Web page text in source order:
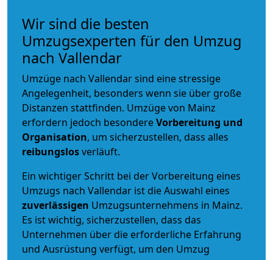
Wir sind die besten
Umzugsexperten für den Umzug
nach Vallendar
Umzüge nach Vallendar sind eine stressige
Angelegenheit, besonders wenn sie über große
Distanzen stattfinden. Umzüge von Mainz
erfordern jedoch besondereVorbereitung und
Organisation, um sicherzustellen, dass alles
reibungslosverläuft.
Ein wichtiger Schritt bei der Vorbereitung eines
Umzugs nach Vallendar ist die Auswahl eines
zuverlässigen Umzugsunternehmens in Mainz.
Es ist wichtig, sicherzustellen, dass das
Unternehmen über die erforderliche Erfahrung
und Ausrüstung verfügt, um den Umzug